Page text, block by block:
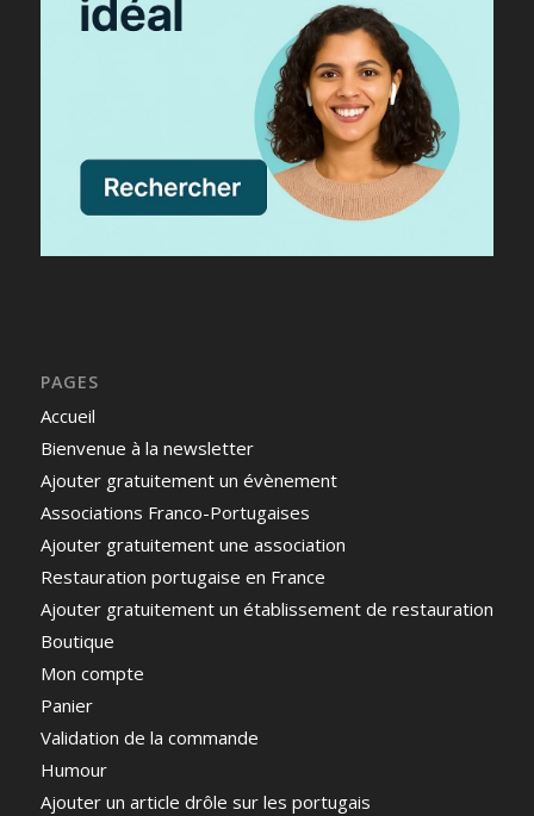
PAGES
Accueil
Bienvenue à la newsletter
Ajouter gratuitement un évènement
Associations Franco-Portugaises
Ajouter gratuitement une association
Restauration portugaise en France
Ajouter gratuitement un établissement de restauration
Boutique
Mon compte
Panier
Validation de la commande
Humour
Ajouter un article drôle sur les portugais